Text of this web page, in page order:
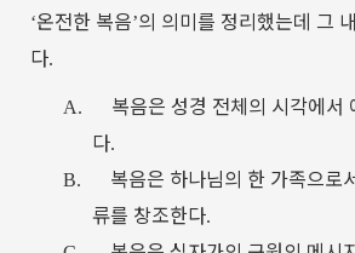
‘온전한 복음’의 의미를 정리했는데 그
다.
A. 복음은 성경 전체의 시각에서
다.
B.
복음은 하나님의 한 가족으로
류를 창조한다.